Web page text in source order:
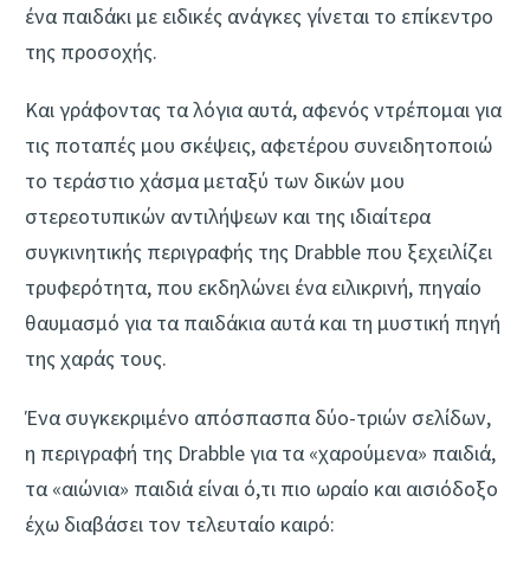
ένα παιδάκι με ειδικές ανάγκες γίνεται το επίκεντρο
της προσοχής.
Και γράφοντας τα λόγια αυτά, αφενός ντρέπομαι για
τις ποταπές μου σκέψεις, αφετέρου συνειδητοποιώ
το τεράστιο χάσμα μεταξύ των δικών μου
στερεοτυπικών αντιλήψεων και της ιδιαίτερα
συγκινητικής περιγραφής της Drabble που ξεχειλίζει
τρυφερότητα, που εκδηλώνει ένα ειλικρινή, πηγαίο
θαυμασμό για τα παιδάκια αυτά και τη μυστική πηγή
της χαράς τους.
Ένα συγκεκριμένο απόσπασπα δύο-τριών σελίδων,
η περιγραφή της Drabble για τα «χαρούμενα» παιδιά,
τα «αιώνια» παιδιά είναι ό,τι πιο ωραίο και αισιόδοξο
έχω διαβάσει τον τελευταίο καιρό: